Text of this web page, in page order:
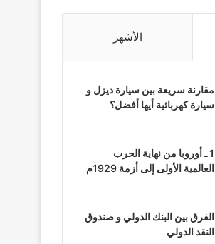
الأشهر
مقارنة سريعة بين سيارة ديزل و
سيارة كهربائية أيها أفضل؟
1 ـ أوروبا من نهاية الحرب
العالمية الأولى إلى أزمة 1929م
الفرق بين البنك الدولي و صندوق
النقد الدولي